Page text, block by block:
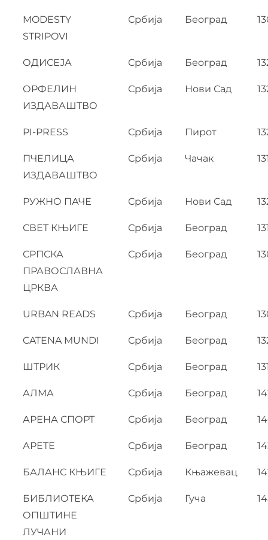
MODESTY
STRIPOVI
Србија Београд
ОДИСЕЈА Србија Београд
ОРФЕЛИН
ИЗДАВАШТВО
Србија Нови Сад
PI-PRESS Србија Пирот
ПЧЕЛИЦА
ИЗДАВАШТВО
Србија Чачак
РУЖНО ПАЧЕ Србија Нови Сад
СВЕТ КЊИГЕ Србија Београд
СРПСКА
ПРАВОСЛАВНА
ЦРКВА
Србија Београд
URBAN READS Србија Београд
CATENA MUNDI Србија Београд
ШТРИК Србија Београд
АЛМА Србија Београд
АРЕНА СПОРТ Србија Београд
АРЕТЕ Србија Београд
БАЛАНС КЊИГЕ Србија Књажевац
БИБЛИОТЕКА
ОПШТИНЕ
ЛУЧАНИ
Србија Гуча